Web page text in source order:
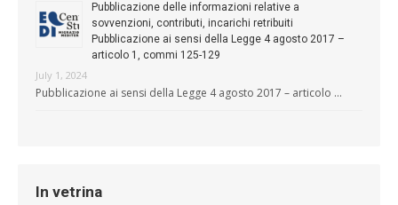
Pubblicazione delle informazioni relative a
sovvenzioni, contributi, incarichi retribuiti
Pubblicazione ai sensi della Legge 4 agosto 2017 –
articolo 1, commi 125-129
July 1, 2024
Pubblicazione ai sensi della Legge 4 agosto 2017 – articolo …
In vetrina